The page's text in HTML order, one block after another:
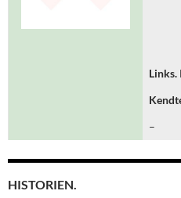
Links.
–
HISTORIEN.